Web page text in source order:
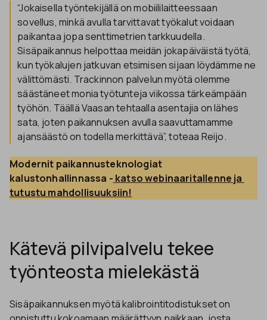
“Jokaisella työntekijällä on mobiililaitteessaan
sovellus, minkä avulla tarvittavat työkalut voidaan
paikantaa jopa senttimetrien tarkkuudella.
Sisäpaikannus helpottaa meidän jokapäiväistä työtä,
kun työkalujen jatkuvan etsimisen sijaan löydämme ne
välittömästi. Trackinnon palvelun myötä olemme
säästäneet monia työtunteja viikossa tärkeämpään
työhön. Täällä Vaasan tehtaalla asentajia on lähes
sata, joten paikannuksen avulla saavuttamamme
ajansäästö on todella merkittävä”, toteaa Reijo.
Modernit paikannusteknologiat
kalustonhallinnassa - katso webinaaritallenne ja
tutustu mahdollisuuksiin!
Kätevä pilvipalvelu tekee
työnteosta mielekästä
Sisäpaikannuksen myötä kalibrointitodistukset on